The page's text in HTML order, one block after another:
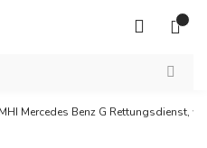
Mercedes Benz G Rettungsdienst,